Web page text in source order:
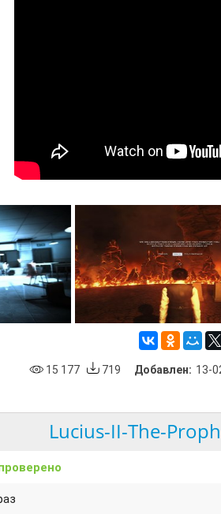
15 177 719 Добавлен: 13-
Lucius-II-The-